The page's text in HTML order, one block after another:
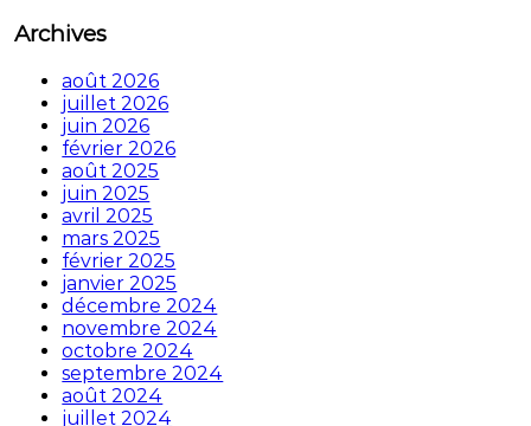
Archives
août 2026
juillet 2026
juin 2026
février 2026
août 2025
juin 2025
avril 2025
mars 2025
février 2025
janvier 2025
décembre 2024
novembre 2024
octobre 2024
septembre 2024
août 2024
juillet 2024